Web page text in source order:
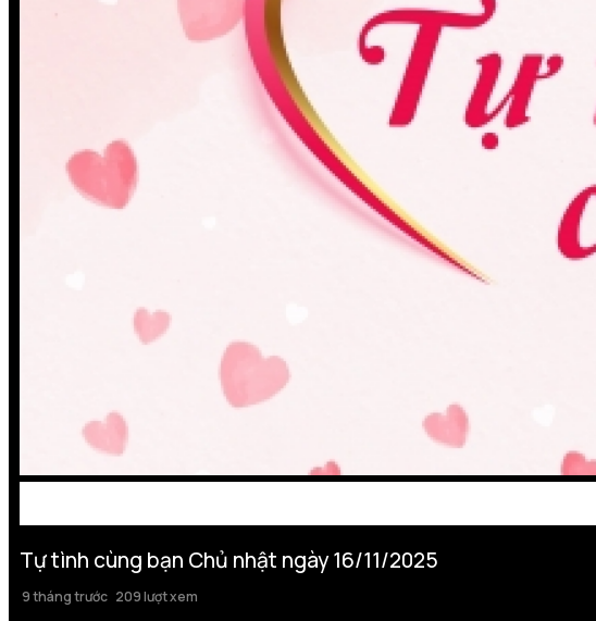
Tự tình cùng bạn Chủ nhật ngày 16/11/2025
9 tháng trước 209 lượt xem